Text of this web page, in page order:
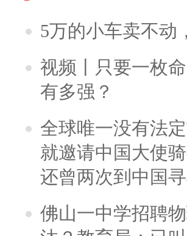
5万的小车卖不动
视频丨只要一枚
有多强？
全球唯一没有法
就邀请中国大使
还曾两次到中国
佛山一中学招聘